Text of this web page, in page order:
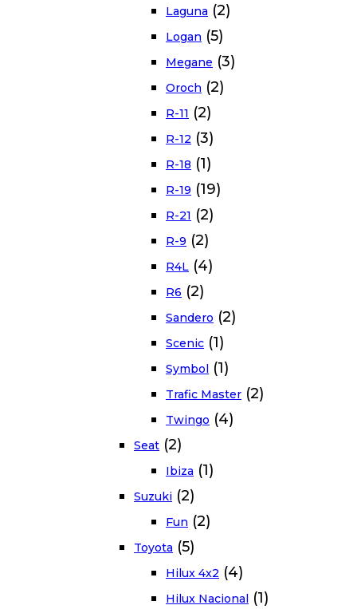
Laguna (2)
Logan (5)
Megane (3)
Oroch (2)
R-11 (2)
R-12 (3)
R-18 (1)
R-19 (19)
R-21 (2)
R-9 (2)
R4L (4)
R6 (2)
Sandero (2)
Scenic (1)
Symbol (1)
Trafic Master (2)
Twingo (4)
Seat (2)
Ibiza (1)
Suzuki (2)
Fun (2)
Toyota (5)
Hilux 4x2 (4)
Hilux Nacional (1)